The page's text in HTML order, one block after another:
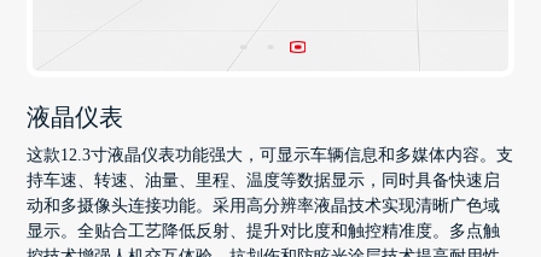
液晶仪表
这款12.3寸液晶仪表功能强大，可显示车辆信息和多媒体内容。支
持车速、转速、油量、里程、温度等数据显示，同时具备快速启
动和多摄像头连接功能。采用高分辨率液晶技术实现清晰广色域
显示。全贴合工艺降低反射、提升对比度和触控精准度。多点触